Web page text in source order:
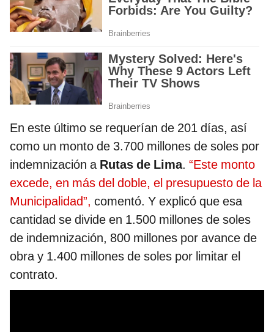
En este último se requerían de 201 días, así
como un monto de 3.700 millones de soles por
indemnización a Rutas de Lima. “Este monto
excede, en más del doble, el presupuesto de la
Municipalidad”, comentó. Y explicó que esa
cantidad se divide en 1.500 millones de soles
de indemnización, 800 millones por avance de
obra y 1.400 millones de soles por limitar el
contrato.